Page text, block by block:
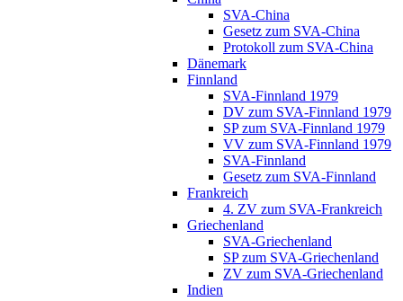
SVA-China
Gesetz zum SVA-China
Protokoll zum SVA-China
Dänemark
Finnland
SVA-Finnland 1979
DV zum SVA-Finnland 1979
SP zum SVA-Finnland 1979
VV zum SVA-Finnland 1979
SVA-Finnland
Gesetz zum SVA-Finnland
Frankreich
4. ZV zum SVA-Frankreich
Griechenland
SVA-Griechenland
SP zum SVA-Griechenland
ZV zum SVA-Griechenland
Indien